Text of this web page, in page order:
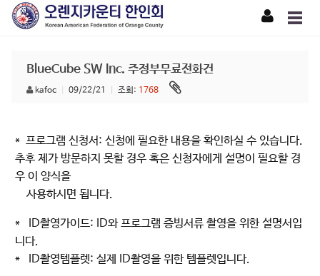
BlueCube SW Inc. 주정부무료전화건
kafoc 09/22/21 조회: 1768
* 프로그램 신청서: 신청에 필요한 내용을 확인하실 수 있습니다.
추후 제가 방문하지 못할 경우 혹은 신청자에게 설명이 필요할 경
우 이 양식을
사용하시면 됩니다.
* ID촬영가이드: ID와 프로그램 증빙서류 촬영을 위한 설명서입
니다.
* ID촬영템플렛: 실제 ID촬영을 위한 템플렛입니다.